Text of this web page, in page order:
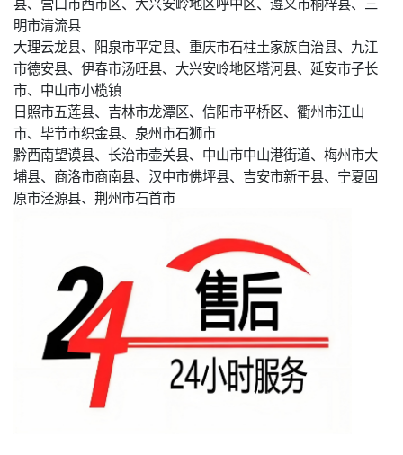
明市清流县
大理云龙县、阳泉市平定县、重庆市石柱土家族自治县、九江
市德安县、伊春市汤旺县、大兴安岭地区塔河县、延安市子长
市、中山市小榄镇
日照市五莲县、吉林市龙潭区、信阳市平桥区、衢州市江山
市、毕节市织金县、泉州市石狮市
黔西南望谟县、长治市壶关县、中山市中山港街道、梅州市大
埔县、商洛市商南县、汉中市佛坪县、吉安市新干县、宁夏固
原市泾源县、荆州市石首市